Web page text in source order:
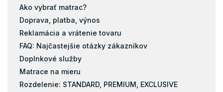
Ako vybrať matrac?
Doprava, platba, výnos
Reklamácia a vrátenie tovaru
FAQ: Najčastejšie otázky zákazníkov
Doplnkové služby
Matrace na mieru
Rozdelenie: STANDARD, PREMIUM, EXCLUSIVE